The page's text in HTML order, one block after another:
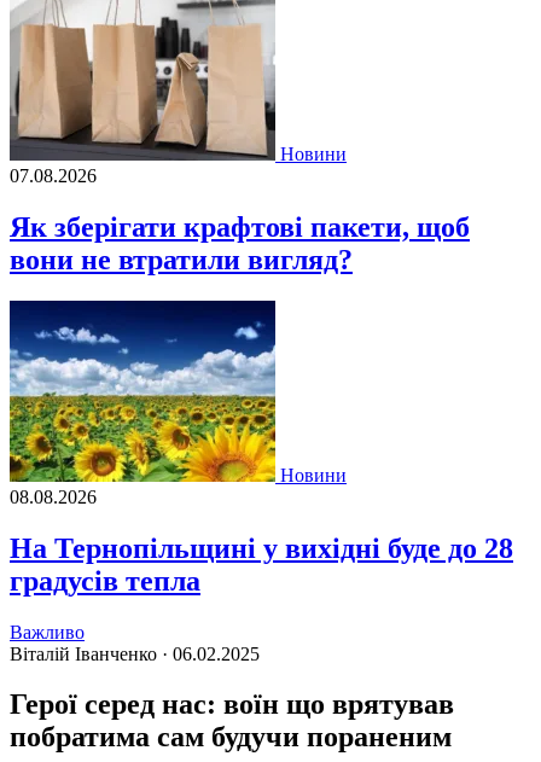
Новини
07.08.2026
Як зберігати крафтові пакети, щоб
вони не втратили вигляд?
Новини
08.08.2026
На Тернопільщині у вихідні буде до 28
градусів тепла
Важливо
Віталій Іванченко · 06.02.2025
Герої серед нас: воїн що врятував
побратима сам будучи пораненим